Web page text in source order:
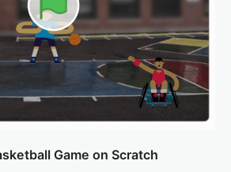
Game on Scratch